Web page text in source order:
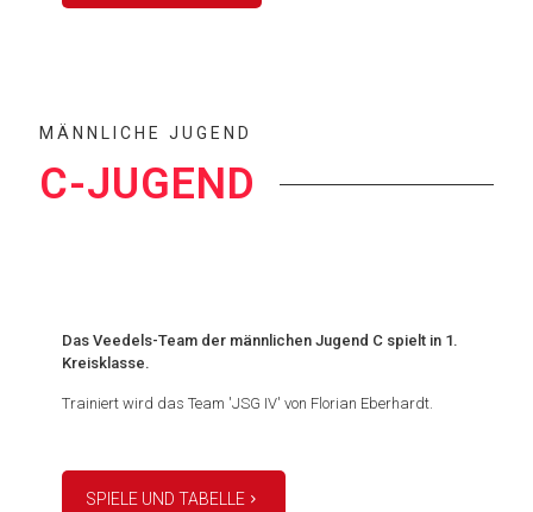
MÄNNLICHE JUGEND
C-JUGEND
Das Veedels-Team der männlichen Jugend C spielt in 1.
Kreisklasse.
Trainiert wird das Team 'JSG IV' von Florian Eberhardt.
SPIELE UND TABELLE